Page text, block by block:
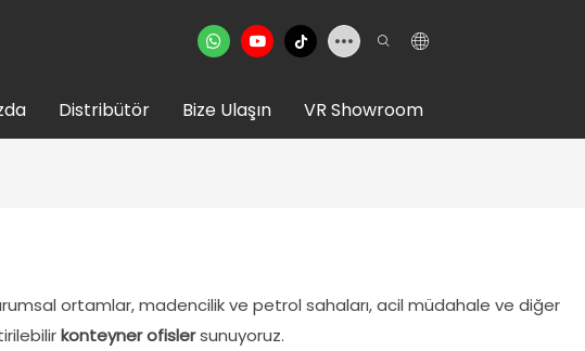
Distribütör Bize Ulaşın VR Showroom
ortamlar, madencilik ve petrol sahaları, acil müdahale ve diğer
konteyner ofislersunuyoruz.